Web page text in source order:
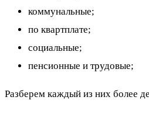
коммунальные;
по квартплате;
социальные;
пенсионные и трудовые;
Разберем каждый из них более